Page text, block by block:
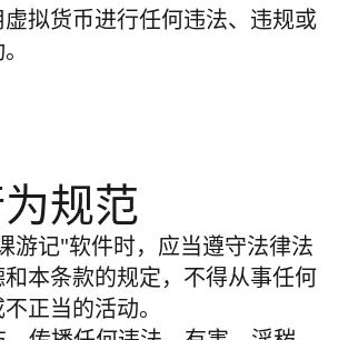
拟货币进行任何违法、违规或
规范
游记"软件时，应当遵守法律法
本条款的规定，不得从事任何
正当的活动。